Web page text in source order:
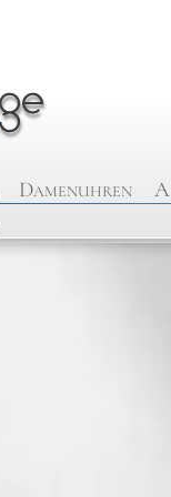
Damenuhren